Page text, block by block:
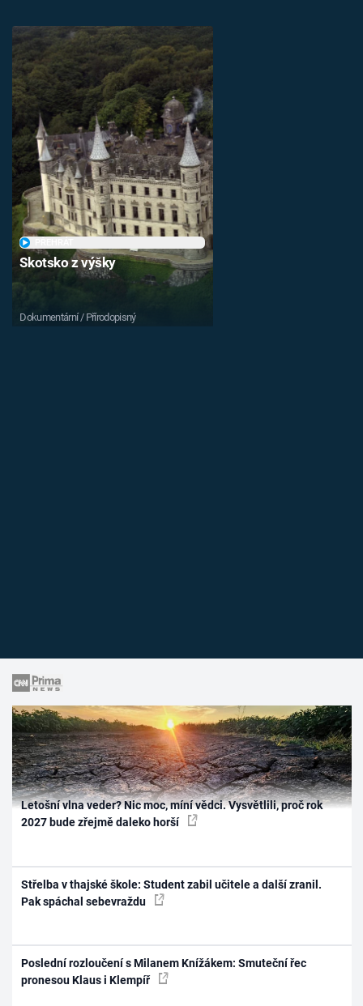
Skotsko z výšky
Dokumentární / Přírodopisný
Letošní vlna veder? Nic moc, míní vědci. Vysvětlili, proč rok
2027 bude zřejmě daleko horší
Střelba v thajské škole: Student zabil učitele a další zranil.
Pak spáchal sebevraždu
Poslední rozloučení s Milanem Knížákem: Smuteční řec
pronesou Klaus i Klempíř